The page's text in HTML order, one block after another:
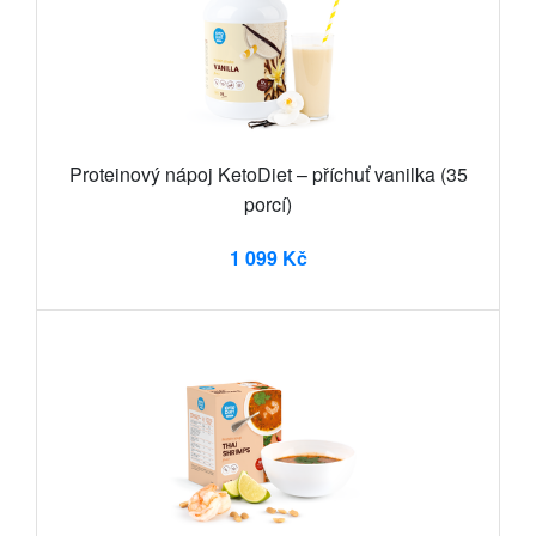
Proteinový nápoj KetoDiet – příchuť vanilka (35
porcí)
1 099 Kč